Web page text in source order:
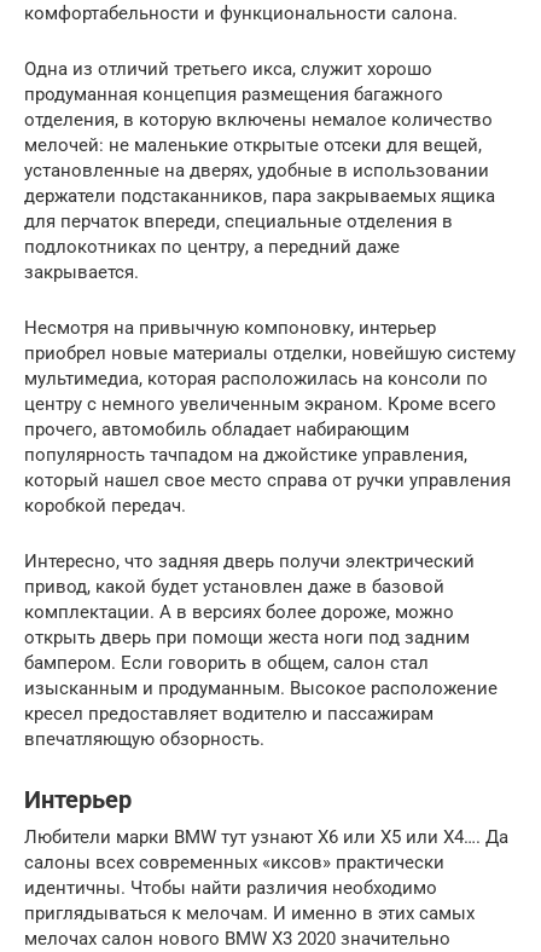
комфортабельности и функциональности салона.
Одна из отличий третьего икса, служит хорошо
продуманная концепция размещения багажного
отделения, в которую включены немалое количество
мелочей: не маленькие открытые отсеки для вещей,
установленные на дверях, удобные в использовании
держатели подстаканников, пара закрываемых ящика
для перчаток впереди, специальные отделения в
подлокотниках по центру, а передний даже
закрывается.
Несмотря на привычную компоновку, интерьер
приобрел новые материалы отделки, новейшую систему
мультимедиа, которая расположилась на консоли по
центру с немного увеличенным экраном. Кроме всего
прочего, автомобиль обладает набирающим
популярность тачпадом на джойстике управления,
который нашел свое место справа от ручки управления
коробкой передач.
Интересно, что задняя дверь получи электрический
привод, какой будет установлен даже в базовой
комплектации. А в версиях более дороже, можно
открыть дверь при помощи жеста ноги под задним
бампером. Если говорить в общем, салон стал
изысканным и продуманным. Высокое расположение
кресел предоставляет водителю и пассажирам
впечатляющую обзорность.
Интерьер
Любители марки BMW тут узнают X6 или X5 или X4…. Да
салоны всех современных «иксов» практически
идентичны. Чтобы найти различия необходимо
приглядываться к мелочам. И именно в этих самых
мелочах салон нового BMW X3 2020 значительно